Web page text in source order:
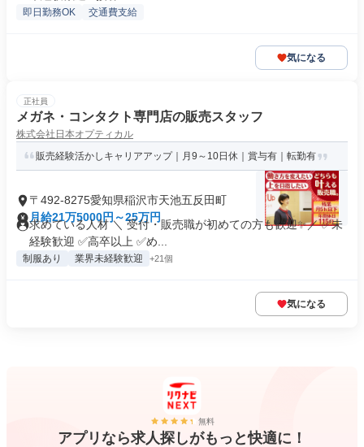
即日勤務OK 交通費支給
気になる
正社員
メガネ・コンタクト専門店の販売スタッフ
株式会社日本オプティカル
販売経験活かしキャリアアップ｜月9～10日休｜賞与有｜転勤有
〒492-8275愛知県稲沢市天池五反田町
月給21万5000円～25万円
求めている人材 ＼ 受付・販売職が初めての方も歓迎✨／ ✅未
経験歓迎 ✅高卒以上 ✅め...
制服あり 業界未経験歓迎 +21個
気になる
無料
アプリなら求人探しがもっと快適に！